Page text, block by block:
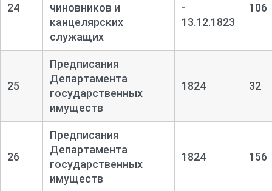
24
чиновников и
канцелярских
служащих
-
13.12.1823
106
25
Предписания
Департамента
государственных
имуществ
1824 32
26
Предписания
Департамента
государственных
имуществ
1824 156